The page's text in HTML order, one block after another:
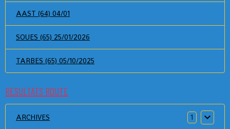
AAST (64) 04/01
SOUES (65) 25/01/2026
TARBES (65) 05/10/2025
RESULTATS ROUTE
ARCHIVES 1